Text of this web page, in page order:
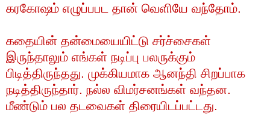
கரகோஷம் எழுப்பபட தான் வெளியே வந்தோம்.
கதையின் தன்மையையிட்டு சர்ச்சைகள்
இருந்தாலும் எங்கள் நடிப்பு பலருக்கும்
பிடித்திருந்தது. முக்கியமாக ஆனந்தி சிறப்பாக
நடித்திருந்தார். நல்ல விமர்சனங்கள் வந்தன.
மீண்டும் பல தடவைகள் திரையிடப்பட்டது.